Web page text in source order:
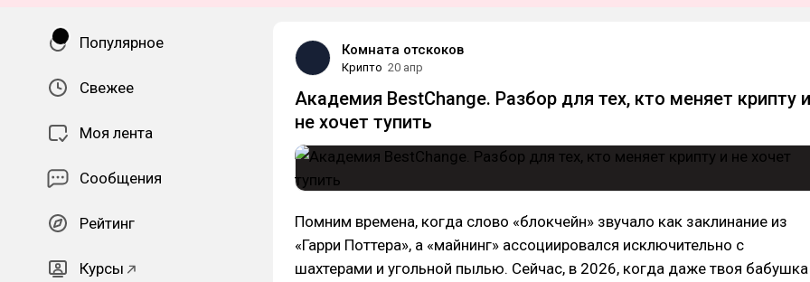
Популярное
Свежее
Моя лента
Сообщения
Рейтинг
Курсы
Комната отскоков
Крипто 20 апр
Академия BestChange. Разбор для тех, кто меняет крипту и
не хочет тупить
Помним времена, когда слово «блокчейн» звучало как заклинание из
«Гарри Поттера», а «майнинг» ассоциировался исключительно с
шахтерами и угольной пылью. Сейчас, в 2026, когда даже твоя бабушка